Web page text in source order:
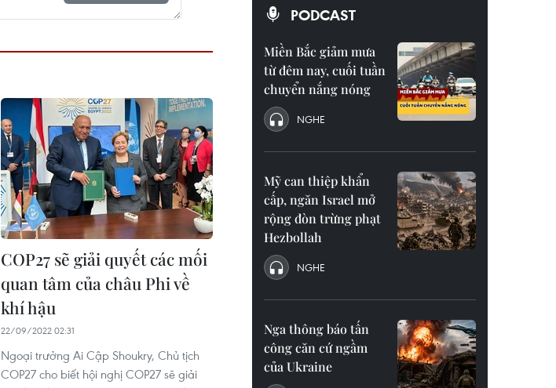
COP27 sẽ giải quyết các mối
quan tâm của châu Phi về
khí hậu
22/09/2022 02:31
Ngoại trưởng Ai Cập Shoukry, Chủ tịch
COP27 cho biết hội nghị COP27 sẽ giải
PODCAST
Miền Bắc giảm mưa
từ đêm nay, cuối tuần
chuyển nắng nóng
NGHE
Mỹ can thiệp khẩn
cấp, ngăn Israel mở
rộng đòn trừng phạt
Hezbollah
NGHE
Nga thông báo tấn
công căn cứ ngầm
của Ukraine